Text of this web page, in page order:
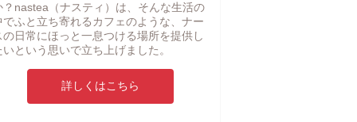
？nastea（ナスティ）は、そんな生活の
でふと立ち寄れるカフェのような、ナー
の日常にほっと一息つける場所を提供し
いという思いで立ち上げました。
詳しくはこちら